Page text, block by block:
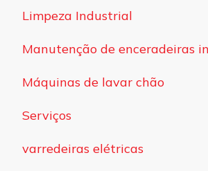
Limpeza Industrial
Manutenção de enceradeiras
Máquinas de lavar chão
Serviços
varredeiras elétricas